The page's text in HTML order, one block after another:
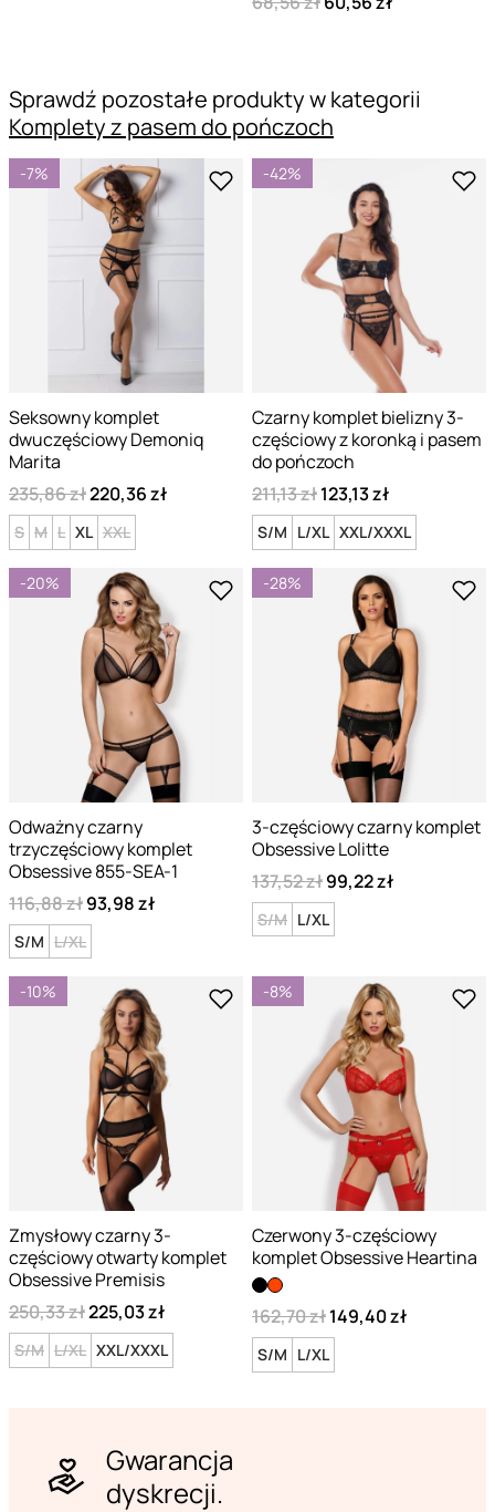
Sprawdź pozostałe produkty w kategorii
Komplety z pasem do pończoch
-7%
Seksowny komplet
dwuczęściowy Demoniq
Marita
235,86 zł220,36 zł
S M L XL XXL
-42%
Czarny komplet bielizny 3-
częściowy z koronką i pasem
do pończoch
211,13 zł123,13 zł
S/M L/XL XXL/XXXL
-20%
Odważny czarny
trzyczęściowy komplet
Obsessive 855-SEA-1
116,88 zł93,98 zł
S/M L/XL
-28%
3-częściowy czarny komplet
Obsessive Lolitte
137,52 zł99,22 zł
S/M L/XL
-10%
Zmysłowy czarny 3-
częściowy otwarty komplet
Obsessive Premisis
250,33 zł225,03 zł
S/M L/XL XXL/XXXL
-8%
Czerwony 3-częściowy
komplet Obsessive Heartina
162,70 zł149,40 zł
S/M L/XL
Gwarancja
dyskrecji.